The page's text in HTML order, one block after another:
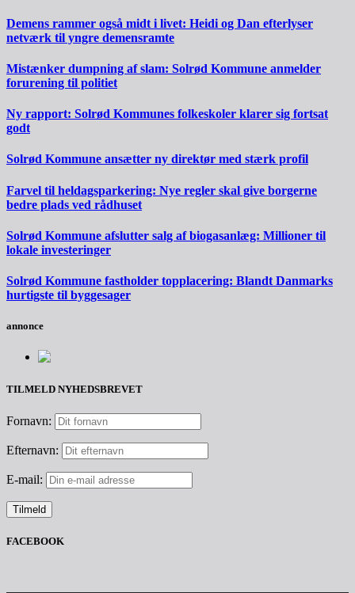
Demens rammer også midt i livet: Heidi og Dan efterlyser
netværk til yngre demensramte
Mistænker dumpning af slam: Solrød Kommune anmelder
forurening til politiet
Ny rapport: Solrød Kommunes folkeskoler klarer sig fortsat
godt
Solrød Kommune ansætter ny direktør med stærk profil
Farvel til heldagsparkering: Nye regler skal give borgerne
bedre plads ved rådhuset
Solrød Kommune afslutter salg af biogasanlæg: Millioner til
lokale investeringer
Solrød Kommune fastholder topplacering: Blandt Danmarks
hurtigste til byggesager
annonce
TILMELD NYHEDSBREVET
Fornavn:
Efternavn:
E-mail:
FACEBOOK